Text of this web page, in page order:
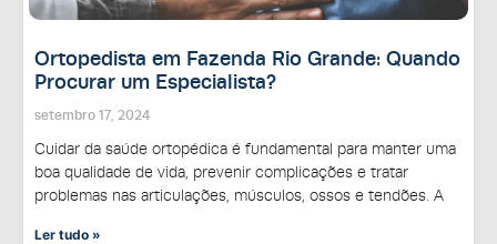
Ortopedista em Fazenda Rio Grande: Quando
Procurar um Especialista?
setembro 17, 2024
Cuidar da saúde ortopédica é fundamental para manter uma
boa qualidade de vida, prevenir complicações e tratar
problemas nas articulações, músculos, ossos e tendões. A
Ler tudo »